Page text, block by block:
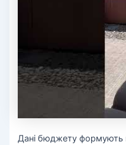
Дані бюджету формують